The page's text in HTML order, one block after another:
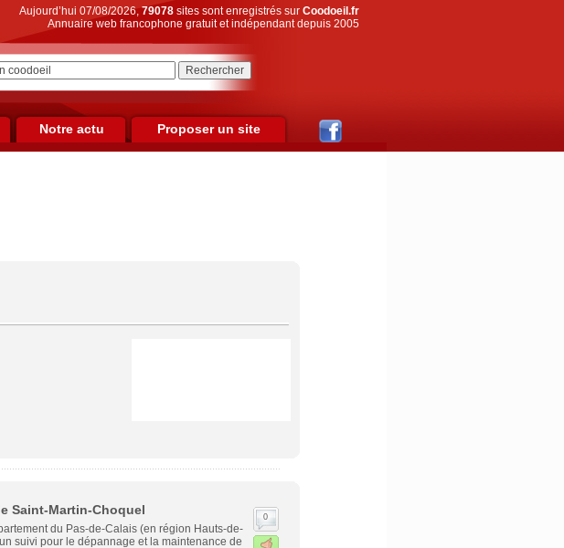
Aujourd’hui 07/08/2026,79078sites sont enregistrés sur Coodoeil.fr
Annuaire web francophone gratuit et indépendant depuis 2005
Notre actu Proposer un site
Saint-Martin-Choquel
du Pas-de-Calais (en région Hauts-de-
suivi pour le dépannage et la maintenance de
0